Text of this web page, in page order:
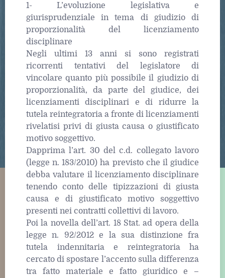
1- L’evoluzione legislativa e
giurisprudenziale in tema di giudizio di
proporzionalità del licenziamento
disciplinare
Negli ultimi 13 anni si sono registrati
ricorrenti tentativi del legislatore di
vincolare quanto più possibile il giudizio di
proporzionalità, da parte del giudice, dei
licenziamenti disciplinari e di ridurre la
tutela reintegratoria a fronte di licenziamenti
rivelatisi privi di giusta causa o giustificato
motivo soggettivo.
Dapprima l’art. 30 del c.d. collegato lavoro
(legge n. 183/2010) ha previsto che il giudice
debba valutare il licenziamento disciplinare
tenendo conto delle tipizzazioni di giusta
causa e di giustificato motivo soggettivo
presenti nei contratti collettivi di lavoro.
Poi la novella dell’art. 18 Stat. ad opera della
legge n. 92/2012 e la sua distinzione fra
tutela indennitaria e reintegratoria ha
cercato di spostare l’accento sulla differenza
tra fatto materiale e fatto giuridico e –